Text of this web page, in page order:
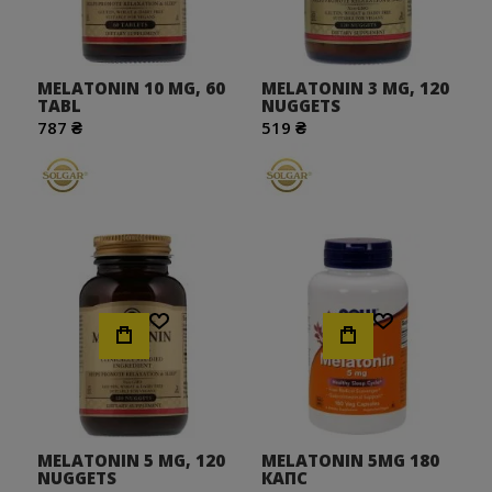
MELATONIN 10 MG, 60
TABL
787 ₴
MELATONIN 3 MG, 120
NUGGETS
519 ₴
Хочу!
MELATONIN 5 MG, 120
NUGGETS
Хочу!
MELATONIN 5MG 180
КАПС